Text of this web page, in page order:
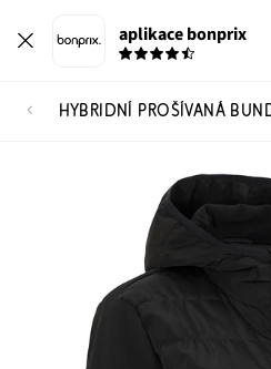
aplikace bonprix